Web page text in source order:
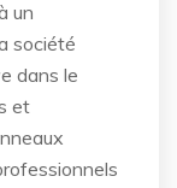
un
société
dans le
et